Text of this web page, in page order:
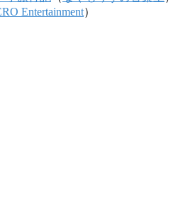
Entertainment）